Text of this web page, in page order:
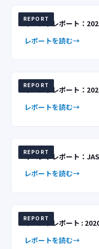
REPORT
イベントレポート：
レポートを読む
REPORT
イベントレポート：
レポートを読む
REPORT
イベントレポート：
レポートを読む
REPORT
イベントレポート :
レポートを読む